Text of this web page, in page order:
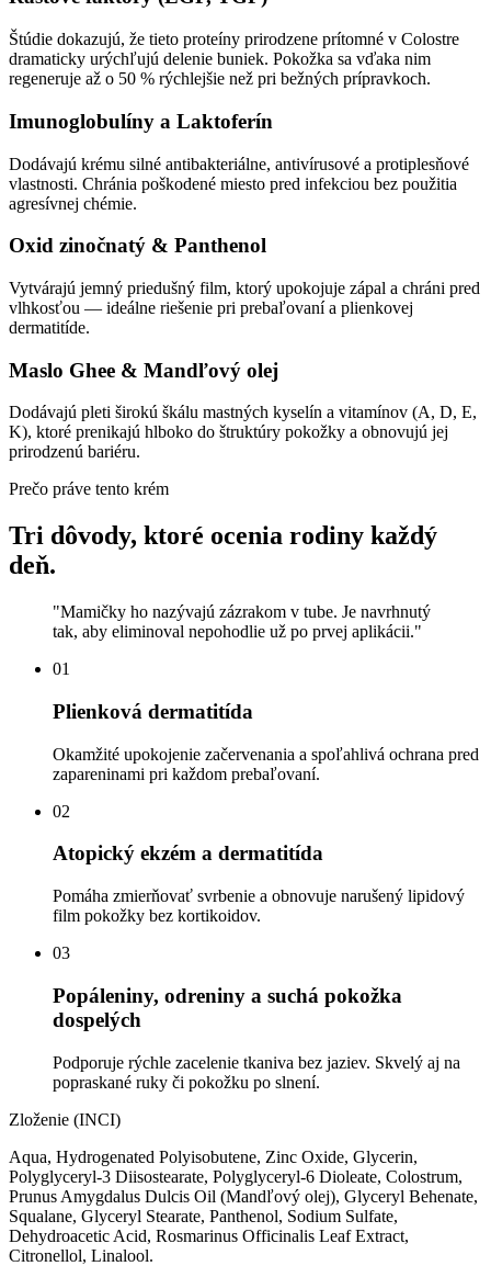
Štúdie dokazujú, že tieto proteíny prirodzene prítomné v Colostre
dramaticky urýchľujú delenie buniek. Pokožka sa vďaka nim
regeneruje až o 50 % rýchlejšie než pri bežných prípravkoch.
Imunoglobulíny a Laktoferín
Dodávajú krému silné antibakteriálne, antivírusové a protiplesňové
vlastnosti. Chránia poškodené miesto pred infekciou bez použitia
agresívnej chémie.
Oxid zinočnatý & Panthenol
Vytvárajú jemný priedušný film, ktorý upokojuje zápal a chráni pred
vlhkosťou — ideálne riešenie pri prebaľovaní a plienkovej
dermatitíde.
Maslo Ghee & Mandľový olej
Dodávajú pleti širokú škálu mastných kyselín a vitamínov (A, D, E,
K), ktoré prenikajú hlboko do štruktúry pokožky a obnovujú jej
prirodzenú bariéru.
Prečo práve tento krém
Tri dôvody, ktoré ocenia rodiny každý
deň.
"Mamičky ho nazývajú zázrakom v tube. Je navrhnutý
tak, aby eliminoval nepohodlie už po prvej aplikácii."
01
Plienková dermatitída
Okamžité upokojenie začervenania a spoľahlivá ochrana pred
zapareninami pri každom prebaľovaní.
02
Atopický ekzém a dermatitída
Pomáha zmierňovať svrbenie a obnovuje narušený lipidový
film pokožky bez kortikoidov.
03
Popáleniny, odreniny a suchá pokožka
dospelých
Podporuje rýchle zacelenie tkaniva bez jaziev. Skvelý aj na
popraskané ruky či pokožku po slnení.
Zloženie (INCI)
Aqua, Hydrogenated Polyisobutene, Zinc Oxide, Glycerin,
Polyglyceryl-3 Diisostearate, Polyglyceryl-6 Dioleate, Colostrum,
Prunus Amygdalus Dulcis Oil (Mandľový olej), Glyceryl Behenate,
Squalane, Glyceryl Stearate, Panthenol, Sodium Sulfate,
Dehydroacetic Acid, Rosmarinus Officinalis Leaf Extract,
Citronellol, Linalool.